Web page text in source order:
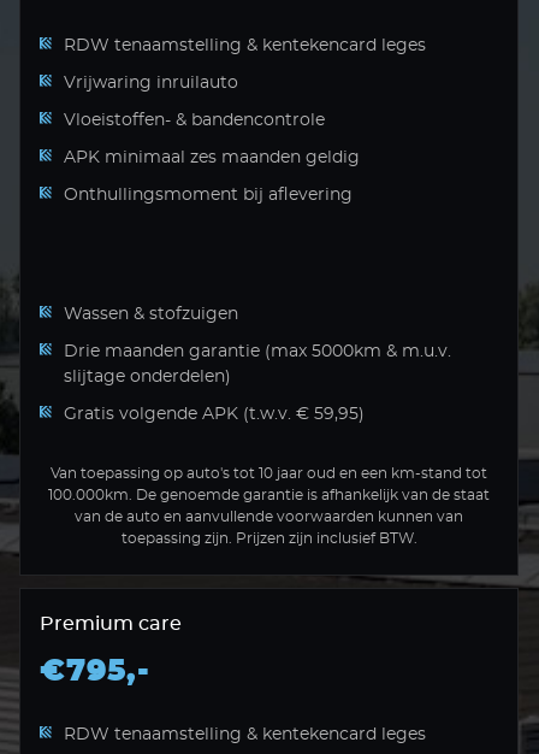
RDW tenaamstelling & kentekencard leges
Vrijwaring inruilauto
Vloeistoffen- & bandencontrole
APK minimaal zes maanden geldig
Onthullingsmoment bij aflevering
Wassen & stofzuigen
Drie maanden garantie (max 5000km & m.u.v.
slijtage onderdelen)
Gratis volgende APK (t.w.v. € 59,95)
Van toepassing op auto's tot 10 jaar oud en een km-stand tot
100.000km. De genoemde garantie is afhankelijk van de staat
van de auto en aanvullende voorwaarden kunnen van
toepassing zijn. Prijzen zijn inclusief BTW.
Premium care
€795,-
RDW tenaamstelling & kentekencard leges